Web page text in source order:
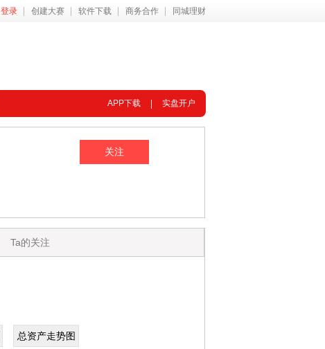
登录 创建大赛 软件下载 商务合作 同城理财
APP下载 实盘开户
Ta的关注
总资产走势图